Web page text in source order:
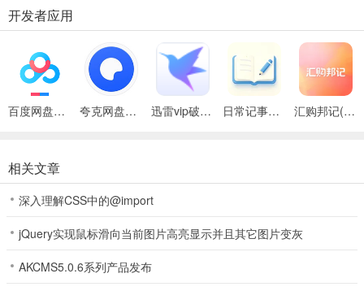
武器全解锁：从游戏一开始，所有武器模型都可使用，能立刻挑选最
爱的武器投入战斗，无需繁琐解锁过程。
社交体验佳
：内置社交系统，玩家可通过语音聊天进行战术交流，增
持续更新：开发团队不断更新，新活动内容和战斗乐趣持续推出，如
冬季庆典、道具狩猎模式等，保持游戏新鲜感与吸引力。
开发者应用
百度网盘绿色免安装Pc电脑版 夸克网盘官方正式版 迅雷vip破解版永久会员2024版 日常记事簿(生活事务管理) 汇购邦记(收支管理应用)
相关文章
深入理解CSS中的@import
jQuery实现鼠标滑向当前图片高亮显示并且其它图片变灰
AKCMS5.0.6系列产品发布